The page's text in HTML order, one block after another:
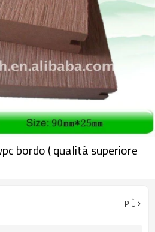
bordo ( qualità superiore
PIÙ